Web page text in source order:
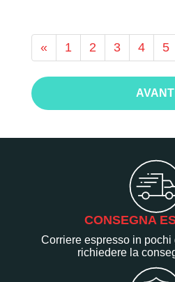
« 1 2 3 4 5
AVANTI
CONSEGNA
Corriere espresso in
richiedere la